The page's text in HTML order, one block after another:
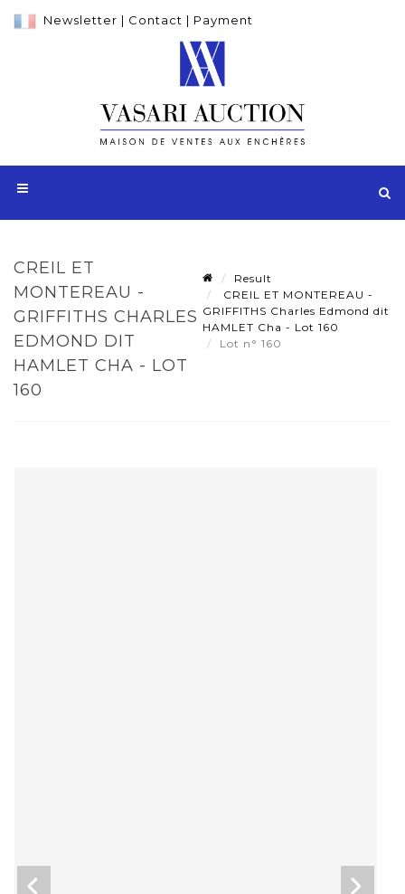
Newsletter | Contact | Payment
CREIL ET
MONTEREAU -
GRIFFITHS CHARLES
EDMOND DIT
HAMLET CHA - LOT
160
Result
CREIL ET MONTEREAU -
GRIFFITHS Charles Edmond dit
HAMLET Cha - Lot 160
Lot n° 160